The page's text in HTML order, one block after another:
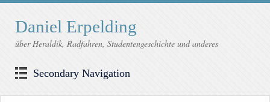
Daniel Erpelding
über Heraldik, Radfahren, Studentengeschichte und anderes
Secondary Navigation